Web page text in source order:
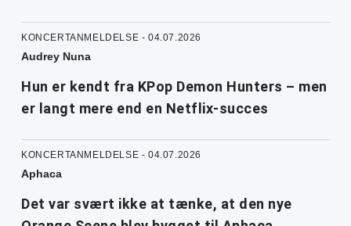
KONCERTANMELDELSE - 04.07.2026
Audrey Nuna
Hun er kendt fra KPop Demon Hunters – men
er langt mere end en Netflix-succes
KONCERTANMELDELSE - 04.07.2026
Aphaca
Det var svært ikke at tænke, at den nye